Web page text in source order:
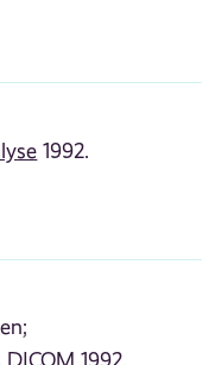
1992.
1992.